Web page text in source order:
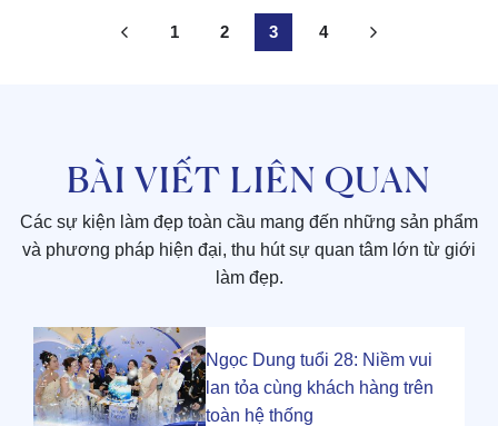
1 2 3 4
BÀI VIẾT LIÊN QUAN
Các sự kiện làm đẹp toàn cầu mang đến những sản phẩm
và phương pháp hiện đại, thu hút sự quan tâm lớn từ giới
làm đẹp.
Ngọc Dung tuổi 28: Niềm vui
lan tỏa cùng khách hàng trên
toàn hệ thống